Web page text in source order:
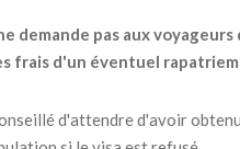
demande pas aux
frais d'un éventuel
d'attendre d'avoir